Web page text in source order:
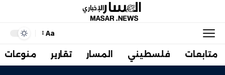
Aa
متابعات فلسطيني المسار تقارير منوعات